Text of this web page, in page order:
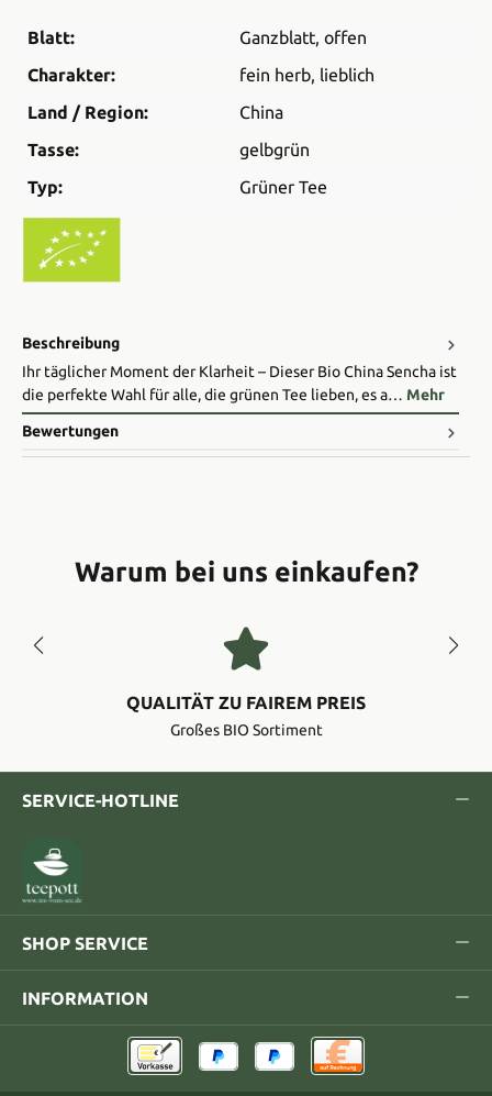
Blatt: Ganzblatt, offen
Charakter:
fein herb, lieblich
Land / Region:
China
Tasse:
gelbgrün
Typ:
Grüner Tee
Beschreibung
Ihr täglicher Moment der Klarheit – Dieser Bio China Sencha ist
die perfekte Wahl für alle, die grünen Tee lieben, es a… Mehr
Bewertungen
Warum bei uns einkaufen?
QUALITÄT ZU FAIREM PREIS
Großes BIO Sortiment
SERVICE-HOTLINE
SHOP SERVICE
INFORMATION